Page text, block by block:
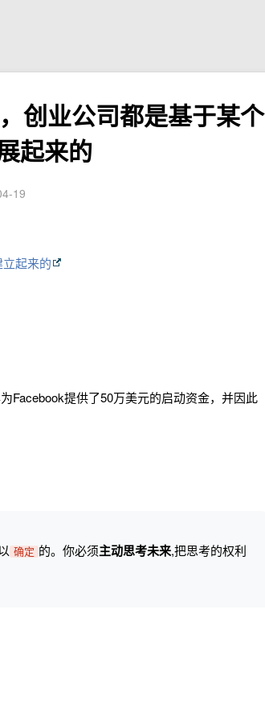
创业公司都是基于某个
起来的
19
起来的
Facebook提供了50万美元的启动资金，并因此
确定 的。你必须主动思考未来,把思考的权利